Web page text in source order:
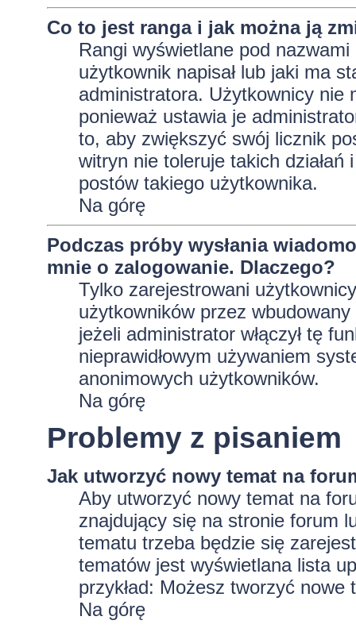
Co to jest ranga i jak można ją
Rangi wyświetlane pod
użytkownik napisał lub jaki ma
administratora. Użytkownicy nie
ponieważ ustawia je
to, aby zwiększyć swój licznik
witryn nie toleruje takich
postów takiego użytkownika.
Na górę
Podczas próby wysłania
mnie o zalogowanie. Dlaczego?
Tylko zarejestrowani
użytkowników przez
jeżeli administrator włączył tę
nieprawidłowym używaniem
anonimowych użytkowników.
Na górę
Problemy z pisaniem
Jak utworzyć nowy temat na
Aby utworzyć nowy temat na
znajdujący się na stronie forum
tematu trzeba będzie się
tematów jest wyświetlana lista
przykład: Możesz tworzyć nowe
Na górę